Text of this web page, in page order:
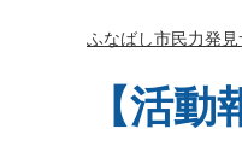
ふなばし市民力発見
【活